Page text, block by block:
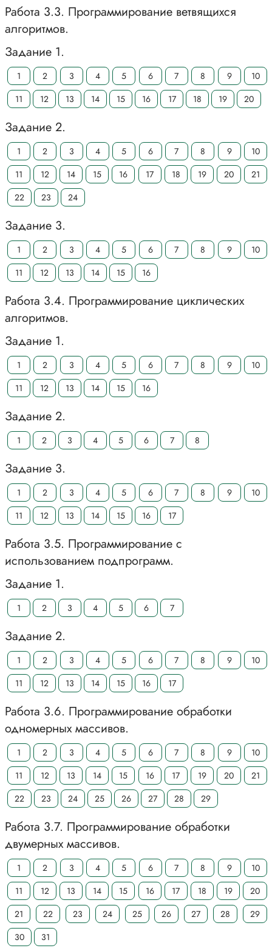
Работа 3.3. Программирование ветвящихся
алгоритмов.
Задание 1.
1 2 3 4 5 6 7 8 9
10
11
12 13 14 15 16 17 18 19 20
Задание 2.
1 2 3 4 5 6 7 8 9
10
11
12 14 15 16 17 18 19 20
21
22
23 24
Задание 3.
1 2 3 4 5 6 7 8 9
10
11
12 13 14 15 16
Работа 3.4. Программирование циклических
алгоритмов.
Задание 1.
1 2 3 4 5 6 7 8 9
10
11
12 13 14 15 16
Задание 2.
1 2 3 4 5 6 7 8
Задание 3.
1 2 3 4 5 6 7 8 9
10
11
12 13 14 15 16 17
Работа 3.5. Программирование с
использованием подпрограмм.
Задание 1.
1 2 3 4 5 6 7
Задание 2.
1 2 3 4 5 6 7 8 9
10
11
12 13 14 15 16 17
Работа 3.6. Программирование обработки
одномерных массивов.
1 2 3 4 5 6 7 8 9
10
11
12 13 14 15 16 17 19 20
21
22
23 24 25 26 27 28 29
Работа 3.7. Программирование обработки
двумерных массивов.
1 2 3 4 5 6 7 8 9
10
11
12 13 14 15 16 17 18 19
20
21
22 23 24 25 26 27 28
29
30
31